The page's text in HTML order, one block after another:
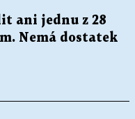
ani jednu z 28
Nemá dostatek